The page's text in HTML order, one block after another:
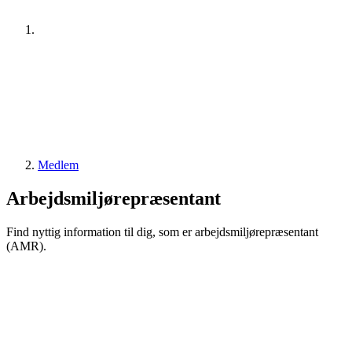
Medlem
Arbejdsmiljørepræsentant
Find nyttig information til dig, som er arbejdsmiljørepræsentant
(AMR).